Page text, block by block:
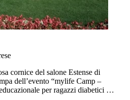
cornice del salone Estense di
dell’evento “mylife Camp –
per ragazzi diabetici di